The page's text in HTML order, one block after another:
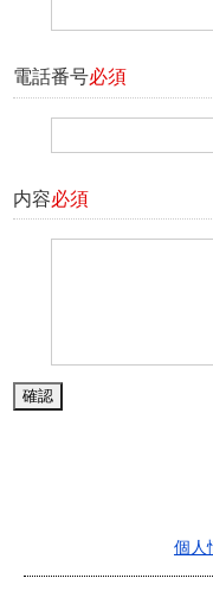
電話番号必須
内容必須
個人